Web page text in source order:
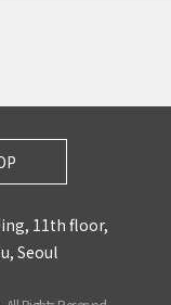
11th floor,
Seoul